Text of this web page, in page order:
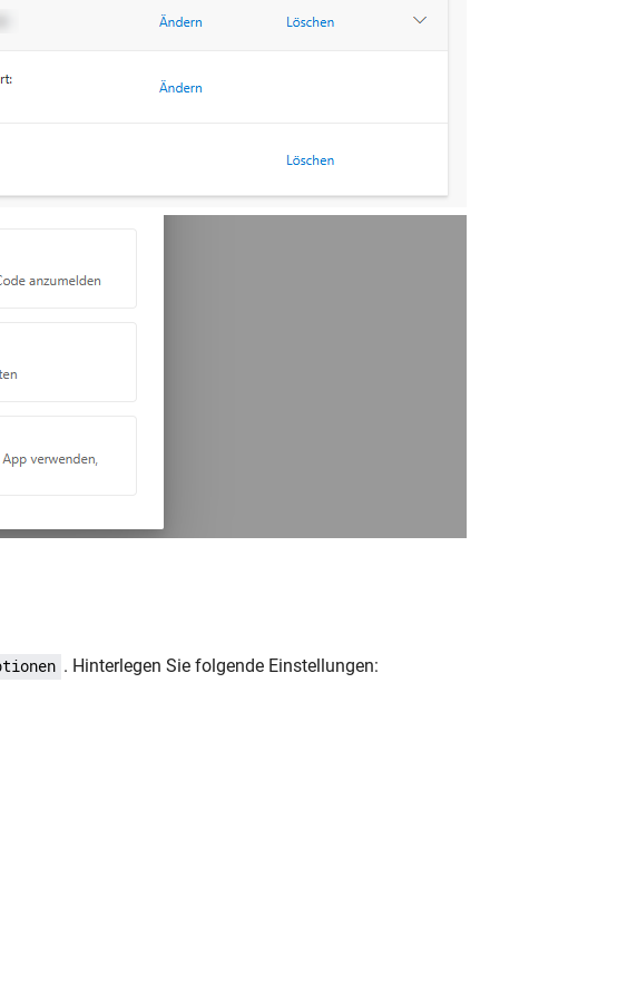
. Hinterlegen Sie folgende Einstellungen: